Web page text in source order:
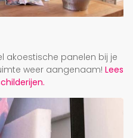
akoestische panelen bij je
weer aangenaam! Lees